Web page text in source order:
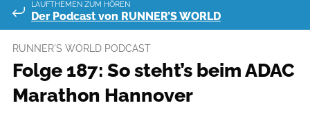
LAUFTHEMEN ZUM HÖREN
Der Podcast von RUNNER’S WORLD
RUNNER'S WORLD PODCAST
Folge 187: So steht’s beim ADAC
Marathon Hannover